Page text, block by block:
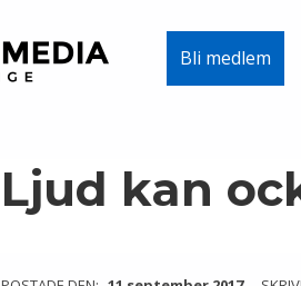
Bli medlem
Ljud kan